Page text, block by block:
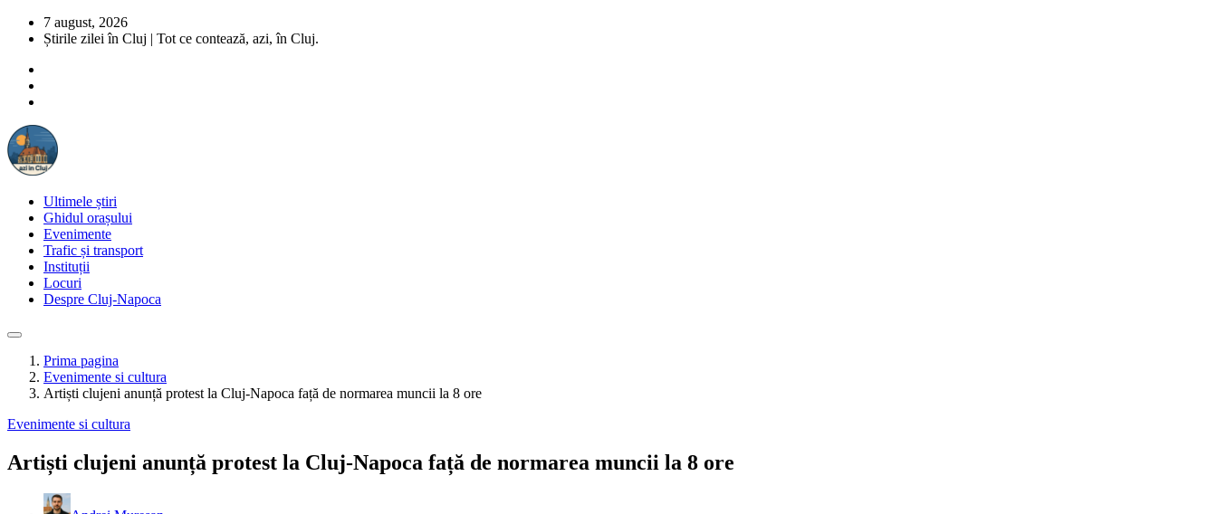
7 august, 2026
Știrile zilei în Cluj | Tot ce contează, azi, în Cluj.
Ultimele știri
Ghidul orașului
Evenimente
Trafic și transport
Instituții
Locuri
Despre Cluj-Napoca
Prima pagina
Evenimente si cultura
Artiști clujeni anunță protest la Cluj-Napoca față de normarea muncii la 8 ore
Evenimente si cultura
Artiști clujeni anunță protest la Cluj-Napoca față de normarea muncii la 8 ore